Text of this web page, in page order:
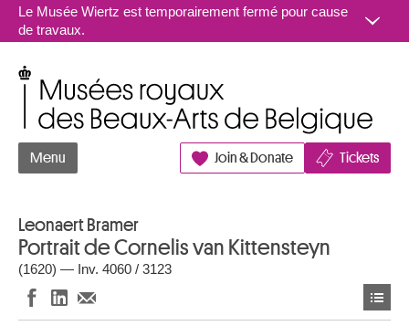
Aller au contenu
Le Musée Wiertz est temporairement fermé pour cause
de travaux.
Menu Join & Donate Tickets
Leonaert Bramer
Portrait de Cornelis van Kittensteyn
(1620) — Inv. 4060 / 3123